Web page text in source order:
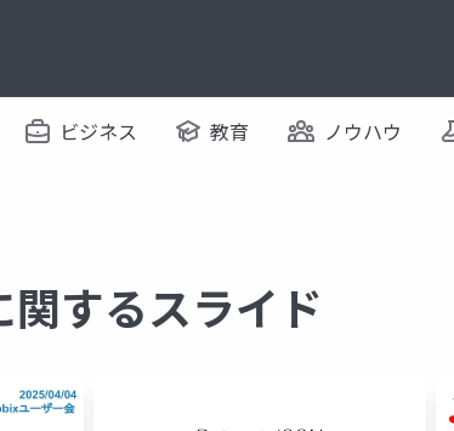
ビジネス 教育 ノウハウ
するスライド